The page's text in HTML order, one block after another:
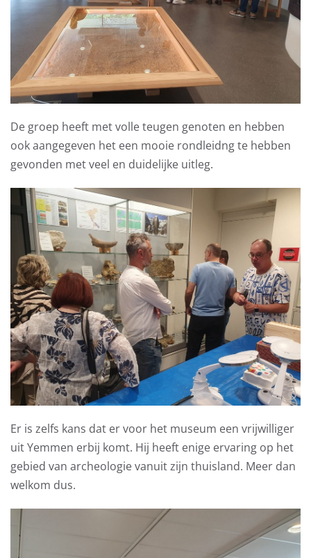
De groep heeft met volle teugen genoten en hebben
ook aangegeven het een mooie rondleidng te hebben
gevonden met veel en duidelijke uitleg.
Er is zelfs kans dat er voor het museum een vrijwilliger
uit Yemmen erbij komt. Hij heeft enige ervaring op het
gebied van archeologie vanuit zijn thuisland. Meer dan
welkom dus.